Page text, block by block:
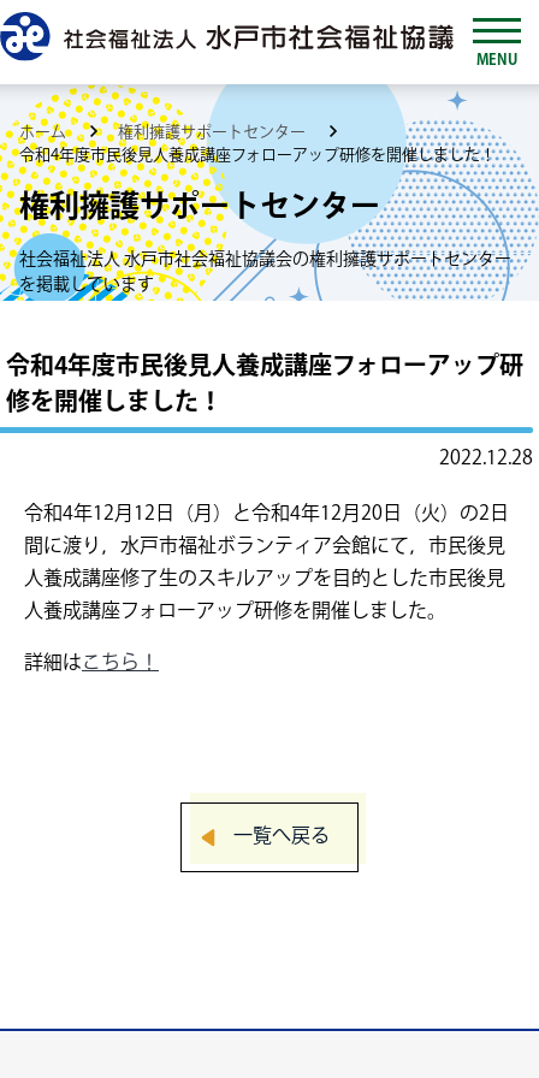
MENU
ホーム
権利擁護サポートセンター
令和4年度市民後見人養成講座フォローアップ研修を開催しました！
権利擁護サポートセンター
社会福祉法人 水戸市社会福祉協議会の権利擁護サポートセンター
を掲載しています
令和4年度市民後見人養成講座フォローアップ研
修を開催しました！
2022.12.28
令和4年12月12日（月）と令和4年12月20日（火）の2日
間に渡り，水戸市福祉ボランティア会館にて，市民後見
人養成講座修了生のスキルアップを目的とした市民後見
人養成講座フォローアップ研修を開催しました。
詳細はこちら！
一覧へ戻る